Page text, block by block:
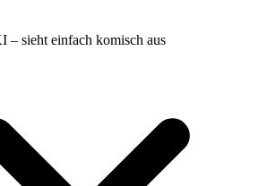
– sieht einfach komisch aus